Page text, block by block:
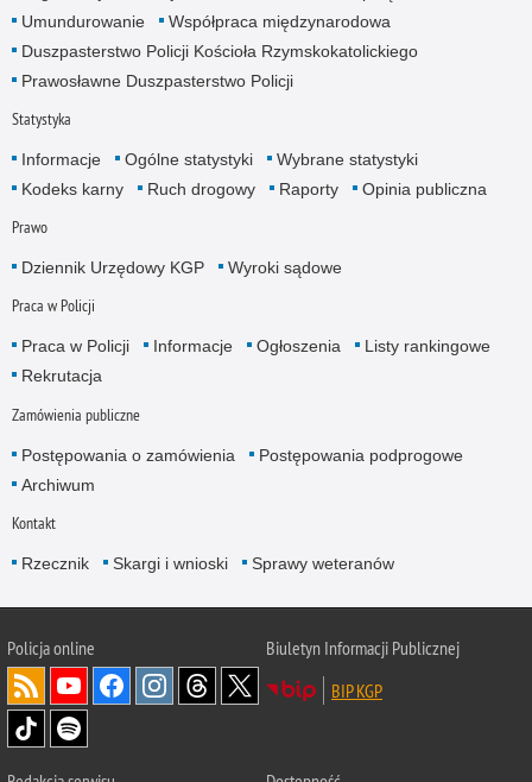
Umundurowanie
Współpraca międzynarodowa
Duszpasterstwo Policji Kościoła Rzymskokatolickiego
Prawosławne Duszpasterstwo Policji
Statystyka
Informacje Ogólne statystyki
Wybrane statystyki
Kodeks karny
Ruch drogowy Raporty Opinia publiczna
Prawo
Dziennik Urzędowy KGP Wyroki sądowe
Praca w Policji
Praca w Policji Informacje Ogłoszenia
Listy rankingowe
Rekrutacja
Zamówienia publiczne
Postępowania o zamówienia
Postępowania podprogowe
Archiwum
Kontakt
Rzecznik Skargi i wnioski Sprawy weteranów
Policjaonline
Biuletyn Informacji Publicznej
BIP KGP